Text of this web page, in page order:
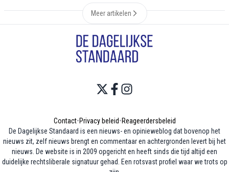
Meer artikelen
Contact•Privacy beleid•Reageerdersbeleid
De Dagelijkse Standaard is een nieuws- en opinieweblog dat bovenop het
nieuws zit, zelf nieuws brengt en commentaar en achtergronden levert bij het
nieuws. De website is in 2009 opgericht en heeft sinds die tijd altijd een
duidelijke rechtsliberale signatuur gehad. Een rotsvast profiel waar we trots op